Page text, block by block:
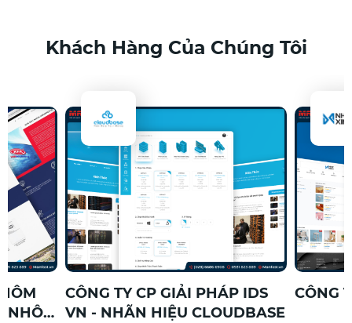
Khách Hàng Của Chúng Tôi
CÔNG TY CP GIẢI PHÁP IDS
VN - NHÃN HIỆU CLOUDBASE
CÔNG TY